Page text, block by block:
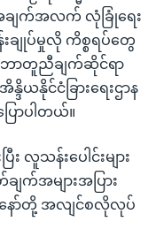
ချက်အလက် လုံခြုံရေး
ချုပ်မှုလို ကိစ္စရပ်တွေ
ောတူညီချက်ဆိုင်ရာ
ယနိုင်ငံခြားရေးဌာန
ောပါတယ်။
လူသန်းပေါင်းများ
က်အများအပြား
ော်တို့ အလျင်စလိုလုပ်